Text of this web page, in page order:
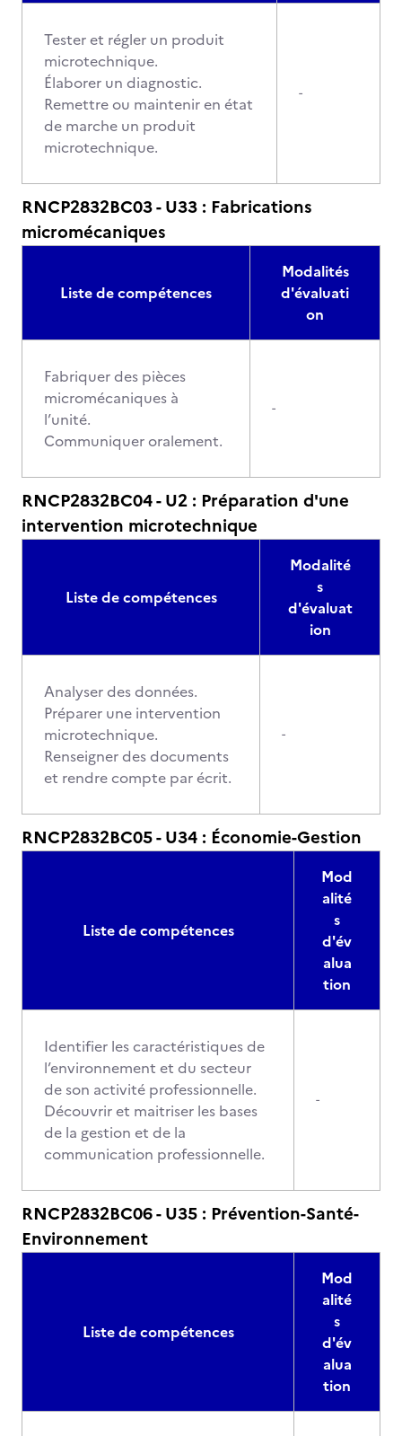
Tester et régler un produit
microtechnique.
Élaborer un diagnostic.
Remettre ou maintenir en état
de marche un produit
microtechnique.
-
RNCP2832BC03 - U33 : Fabrications
micromécaniques
Liste de compétences
Modalités
d'évaluati
on
Fabriquer des pièces
micromécaniques à
l’unité.
Communiquer oralement.
-
RNCP2832BC04 - U2 : Préparation d'une
intervention microtechnique
Liste de compétences
Modalité
s
d'évaluat
ion
Analyser des données.
Préparer une intervention
microtechnique.
Renseigner des documents
et rendre compte par écrit.
-
RNCP2832BC05 - U34 : Économie-Gestion
Liste de compétences
Mod
alité
s
d'év
alua
tion
Identifier les caractéristiques de
l’environnement et du secteur
de son activité professionnelle.
Découvrir et maitriser les bases
de la gestion et de la
communication professionnelle.
-
RNCP2832BC06 - U35 : Prévention-Santé-
Environnement
Liste de compétences
Mod
alité
s
d'év
alua
tion